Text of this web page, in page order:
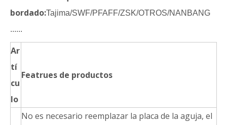
bordado:Tajima/SWF/PFAFF/ZSK/OTROS/NANBANG
......
Ar
tí
cu
lo
Featrues de productos
No es necesario reemplazar la placa de la aguja, el